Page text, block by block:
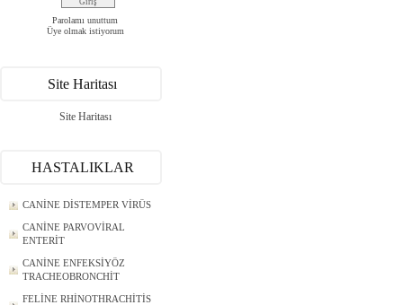
Parolamı unuttum
Üye olmak istiyorum
Site Haritası
Site Haritası
HASTALIKLAR
CANİNE DİSTEMPER VİRÜS
CANİNE PARVOVİRAL
ENTERİT
CANİNE ENFEKSİYÖZ
TRACHEOBRONCHİT
FELİNE RHİNOTHRACHİTİS